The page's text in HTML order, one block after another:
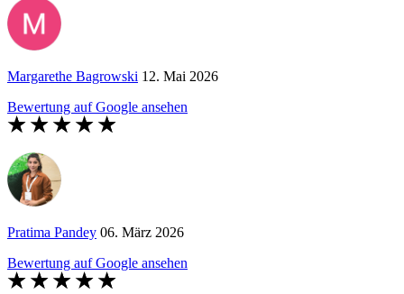
Margarethe Bagrowski 12. Mai 2026
Bewertung auf Google ansehen
Pratima Pandey 06. März 2026
Bewertung auf Google ansehen